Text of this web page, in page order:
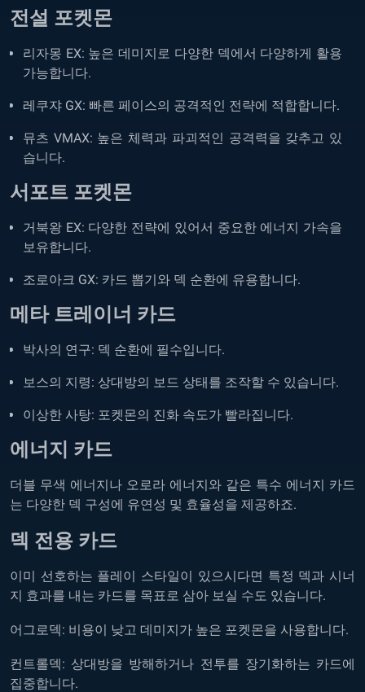
전설 포켓몬
리자몽 EX: 높은 데미지로 다양한 덱에서 다양하게 활용
가능합니다.
레쿠쟈 GX: 빠른 페이스의 공격적인 전략에 적합합니다.
뮤츠 VMAX: 높은 체력과 파괴적인 공격력을 갖추고 있
습니다.
서포트 포켓몬
거북왕 EX: 다양한 전략에 있어서 중요한 에너지 가속을
보유합니다.
조로아크 GX: 카드 뽑기와 덱 순환에 유용합니다.
메타 트레이너 카드
박사의 연구: 덱 순환에 필수입니다.
보스의 지령: 상대방의 보드 상태를 조작할 수 있습니다.
이상한 사탕: 포켓몬의 진화 속도가 빨라집니다.
에너지 카드
더블 무색 에너지나 오로라 에너지와 같은 특수 에너지 카드
는 다양한 덱 구성에 유연성 및 효율성을 제공하죠.
덱 전용 카드
이미 선호하는 플레이 스타일이 있으시다면 특정 덱과 시너
지 효과를 내는 카드를 목표로 삼아 보실 수도 있습니다.
어그로덱: 비용이 낮고 데미지가 높은 포켓몬을 사용합니다.
컨트롤덱: 상대방을 방해하거나 전투를 장기화하는 카드에
집중합니다.